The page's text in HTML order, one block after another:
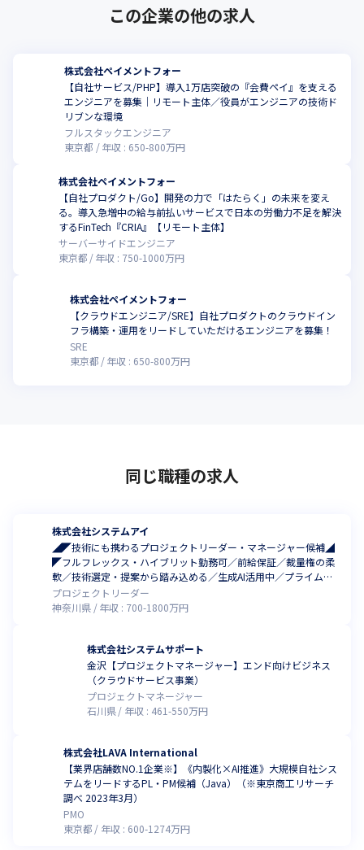
この企業の他の求人
株式会社ペイメントフォー
【自社サービス/PHP】導入1万店突破の『会費ペイ』を支える
エンジニアを募集｜リモート主体／役員がエンジニアの技術ド
リブンな環境
フルスタックエンジニア
東京都
年収 : 650-800万円
株式会社ペイメントフォー
【自社プロダクト/Go】開発の力で「はたらく」の未来を変え
る。導入急増中の給与前払いサービスで日本の労働力不足を解決
するFinTech『CRIA』【リモート主体】
サーバーサイドエンジニア
東京都
年収 : 750-1000万円
株式会社ペイメントフォー
【クラウドエンジニア/SRE】自社プロダクトのクラウドイン
フラ構築・運用をリードしていただけるエンジニアを募集！
SRE
東京都
年収 : 650-800万円
同じ職種の求人
株式会社システムアイ
◢◤技術にも携わるプロジェクトリーダー・マネージャー候補◢
◤フルフレックス・ハイブリット勤務可／前給保証／裁量権の柔
軟／技術選定・提案から踏み込める／生成AI活用中／プライム上
場SHIFT Gr
プロジェクトリーダー
神奈川県
年収 : 700-1800万円
株式会社システムサポート
金沢【プロジェクトマネージャー】エンド向けビジネス
（クラウドサービス事業）
プロジェクトマネージャー
石川県
年収 : 461-550万円
株式会社LAVA International
【業界店舗数NO.1企業※】《内製化×AI推進》大規模自社シス
テムをリードするPL・PM候補（Java）（※東京商工リサーチ
調べ 2023年3月）
PMO
東京都
年収 : 600-1274万円